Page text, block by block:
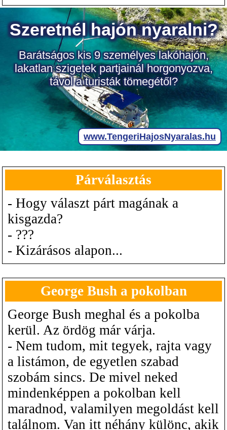
Párválasztás
- Hogy választ párt magának a
kisgazda?
- ???
- Kizárásos alapon...
George Bush a pokolban
George Bush meghal és a pokolba
kerül. Az ördög már várja.
- Nem tudom, mit tegyek, rajta vagy
a listámon, de egyetlen szabad
szobám sincs. De mivel neked
mindenképpen a pokolban kell
maradnod, valamilyen megoldást kell
találnom. Van itt néhány különc, akik